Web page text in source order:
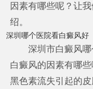
因素有哪些呢？让
绍。
深圳哪个医院看白癜风好
深圳市白癜风哪
白癜风的因素有哪
黑色素流失引起的